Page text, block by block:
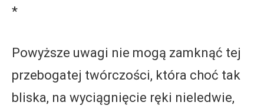
*
Powyższe uwagi nie mogą zamknąć tej
przebogatej twórczości, która choć tak
bliska, na wyciągnięcie ręki nieledwie,